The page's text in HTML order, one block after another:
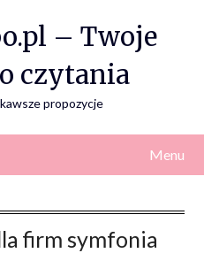
– Twoje
czytania
propozycje
Menu
firm symfonia